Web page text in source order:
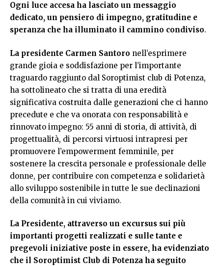
Ogni luce accesa ha lasciato un messaggio
dedicato, un pensiero di impegno, gratitudine e
speranza che ha illuminato il cammino condiviso.
La presidente Carmen Santoro nell’esprimere
grande gioia e soddisfazione per l’importante
traguardo raggiunto dal Soroptimist club di Potenza,
ha sottolineato che si tratta di una eredità
significativa costruita dalle generazioni che ci hanno
precedute e che va onorata con responsabilità e
rinnovato impegno: 55 anni di storia, di attività, di
progettualità, di percorsi virtuosi intrapresi per
promuovere l’empowerment femminile, per
sostenere la crescita personale e professionale delle
donne, per contribuire con competenza e solidarietà
allo sviluppo sostenibile in tutte le sue declinazioni
della comunità in cui viviamo.
La Presidente, attraverso un excursus sui più
importanti progetti realizzati e sulle tante e
pregevoli iniziative poste in essere, ha evidenziato
che il Soroptimist Club di Potenza ha seguito